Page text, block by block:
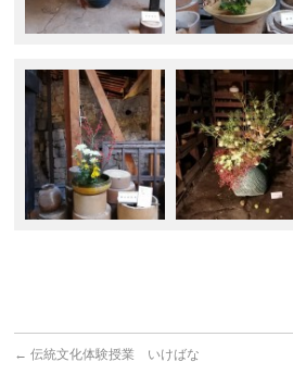
← 伝統文化体験授業 いけばな